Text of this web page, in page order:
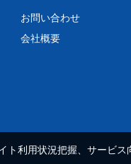
お問い合わせ
会社概要
ト利用状況把握、サービ